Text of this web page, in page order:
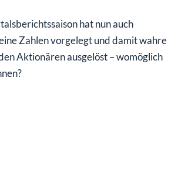
Ergebnis – CEO hat abgeliefert
Benz spürt Preisdruck
für Sie als Anleger:
hat nun auch
Zahlen vorgelegt und damit wahre
Aktionären ausgelöst – womöglich